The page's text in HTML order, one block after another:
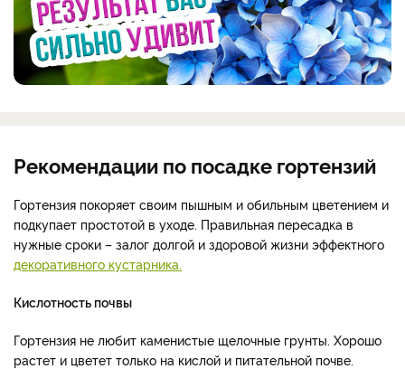
Рекомендации по посадке гортензий
Гортензия покоряет своим пышным и обильным цветением и
подкупает простотой в уходе. Правильная пересадка в
нужные сроки – залог долгой и здоровой жизни эффектного
декоративного кустарника.
Кислотность почвы
Гортензия не любит каменистые щелочные грунты. Хорошо
растет и цветет только на кислой и питательной почве.